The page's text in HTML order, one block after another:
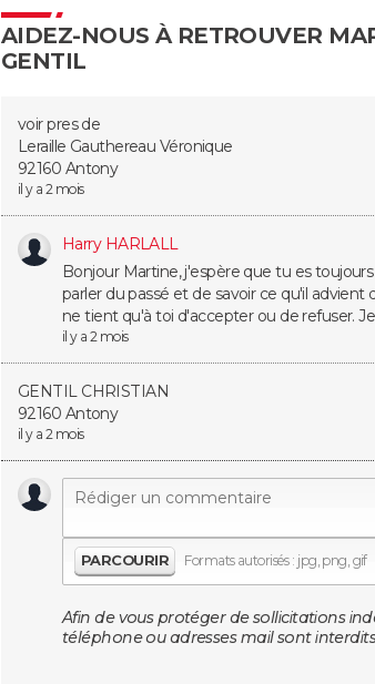
AIDEZ-NOUS À RETROUVER
GENTIL
voir pres de
Leraille Gauthereau Véronique
92160 Antony
il y a 2 mois
Harry HARLALL
Bonjour Martine, j'espère que tu es
parler du passé et de savoir ce qu'il
ne tient qu'à toi d'accepter ou de refuser.
il y a 2 mois
GENTIL CHRISTIAN
92160 Antony
il y a 2 mois
PARCOURIR Formats autorisés : jpg, png, gif
Afin de vous protéger de sollicitations
téléphone ou adresses mail sont